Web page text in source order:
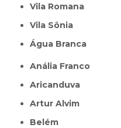
Vila Romana
Vila Sônia
Água Branca
Anália Franco
Aricanduva
Artur Alvim
Belém